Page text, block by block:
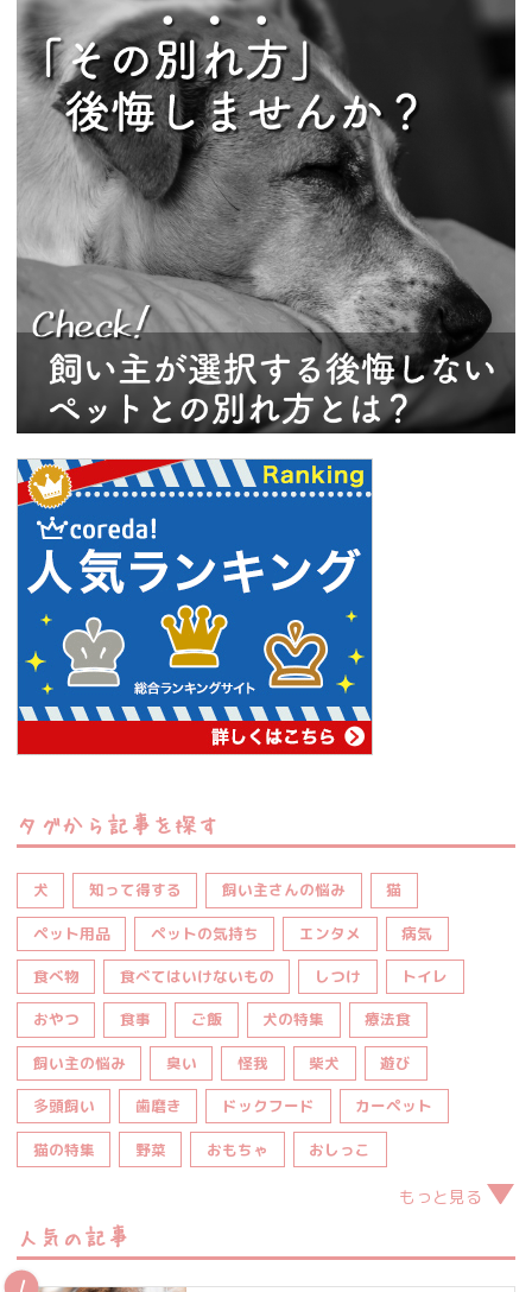
タグから記事を探す
犬 知って得する 飼い主さんの悩み 猫
ペット用品 ペットの気持ち エンタメ 病気
食べ物 食べてはいけないもの しつけ トイレ
おやつ 食事 ご飯 犬の特集 療法食
飼い主の悩み 臭い 怪我 柴犬 遊び
多頭飼い 歯磨き ドックフード カーペット
猫の特集 野菜 おもちゃ おしっこ
もっと見る
人気の記事